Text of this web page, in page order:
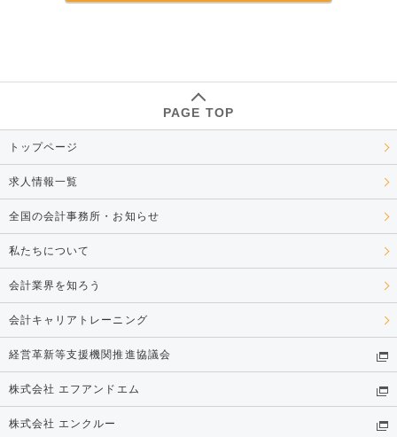
PAGE TOP
トップページ
求人情報一覧
全国の会計事務所・お知らせ
私たちについて
会計業界を知ろう
会計キャリアトレーニング
経営革新等支援機関推進協議会
株式会社 エフアンドエム
株式会社 エンクルー